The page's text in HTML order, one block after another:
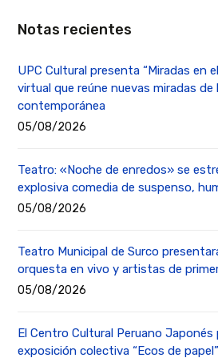
Notas recientes
UPC Cultural presenta “Miradas en
virtual que reúne nuevas miradas
contemporánea
05/08/2026
Teatro: «Noche de enredos» se
explosiva comedia de suspenso,
05/08/2026
Teatro Municipal de Surco
orquesta en vivo y artistas de
05/08/2026
El Centro Cultural Peruano Japonés
exposición colectiva “Ecos de papel”